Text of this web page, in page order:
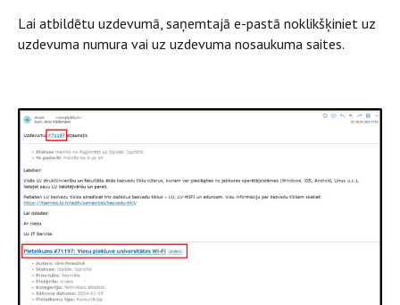
Lai atbildētu uzdevumā, saņemtajā e-pastā noklikšķiniet uz
uzdevuma numura vai uz uzdevuma nosaukuma saites.